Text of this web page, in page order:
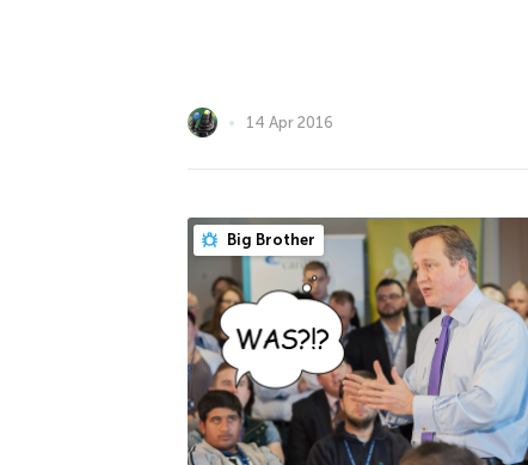
14 Apr 2016
Big Brother